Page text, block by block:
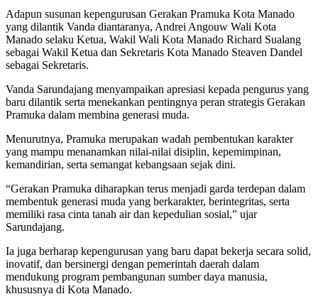
Adapun susunan kepengurusan Gerakan Pramuka Kota Manado
yang dilantik Vanda diantaranya, Andrei Angouw Wali Kota
Manado selaku Ketua, Wakil Wali Kota Manado Richard Sualang
sebagai Wakil Ketua dan Sekretaris Kota Manado Steaven Dandel
sebagai Sekretaris.
Vanda Sarundajang menyampaikan apresiasi kepada pengurus yang
baru dilantik serta menekankan pentingnya peran strategis Gerakan
Pramuka dalam membina generasi muda.
Menurutnya, Pramuka merupakan wadah pembentukan karakter
yang mampu menanamkan nilai-nilai disiplin, kepemimpinan,
kemandirian, serta semangat kebangsaan sejak dini.
“Gerakan Pramuka diharapkan terus menjadi garda terdepan dalam
membentuk generasi muda yang berkarakter, berintegritas, serta
memiliki rasa cinta tanah air dan kepedulian sosial,” ujar
Sarundajang.
Ia juga berharap kepengurusan yang baru dapat bekerja secara solid,
inovatif, dan bersinergi dengan pemerintah daerah dalam
mendukung program pembangunan sumber daya manusia,
khususnya di Kota Manado.